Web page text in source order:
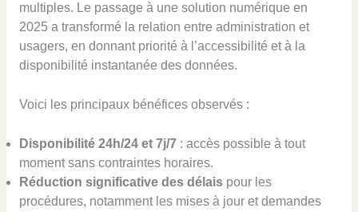
multiples. Le passage à une solution numérique en
2025 a transformé la relation entre administration et
usagers, en donnant priorité à l’accessibilité et à la
disponibilité instantanée des données.
Voici les principaux bénéfices observés :
Disponibilité 24h/24 et 7j/7: accès possible à tout
moment sans contraintes horaires.
Réduction significative des délaispour les
procédures, notamment les mises à jour et demandes